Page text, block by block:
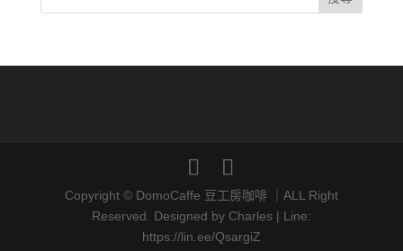
Copyright © DomoCaffe 豆工房咖啡 ｜ALL Right
Reserved. Designed by Charles | Line:
https://lin.ee/QsargiZ